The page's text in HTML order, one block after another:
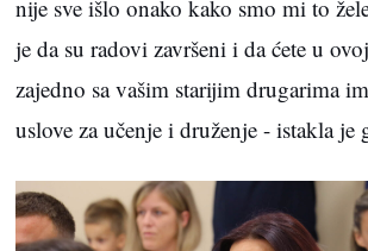
nije sve išlo onako kako smo mi to
je da su radovi završeni i da ćete u
zajedno sa vašim starijim drugarima
uslove za učenje i druženje - istakla je